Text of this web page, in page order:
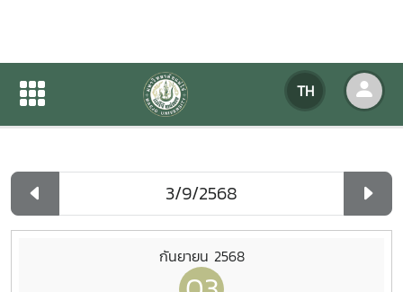
TH
ปฏิทินกิจกรรมของหน่วยงาน
ปฏิทินกิจกรรมของหน่วยงาน
กันยายน 2568